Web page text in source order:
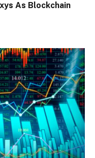
As Blockchain